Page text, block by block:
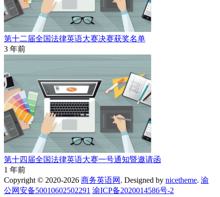
第十二届全国法律英语大赛决赛获奖名单
3 年前
第十四届全国法律英语大赛一号通知暨邀请函
1 年前
Copyright © 2020-2026 商务英语网 . Designed by nicetheme. 渝
公网安备50010602502291 渝ICP备2020014586号-2